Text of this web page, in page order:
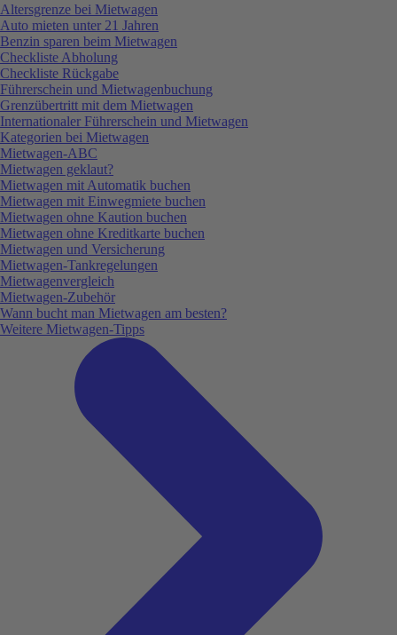
Altersgrenze bei Mietwagen
Auto mieten unter 21 Jahren
Benzin sparen beim Mietwagen
Checkliste Abholung
Checkliste Rückgabe
Führerschein und Mietwagenbuchung
Grenzübertritt mit dem Mietwagen
Internationaler Führerschein und Mietwagen
Kategorien bei Mietwagen
Mietwagen-ABC
Mietwagen geklaut?
Mietwagen mit Automatik buchen
Mietwagen mit Einwegmiete buchen
Mietwagen ohne Kaution buchen
Mietwagen ohne Kreditkarte buchen
Mietwagen und Versicherung
Mietwagen-Tankregelungen
Mietwagenvergleich
Mietwagen-Zubehör
Wann bucht man Mietwagen am besten?
Weitere Mietwagen-Tipps